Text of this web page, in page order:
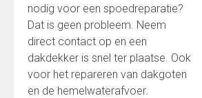
nodig voor een spoedreparatie?
Dat is geen probleem. Neem
direct contact op en een
dakdekker is snel ter plaatse. Ook
voor het repareren van dakgoten
en de hemelwaterafvoer.